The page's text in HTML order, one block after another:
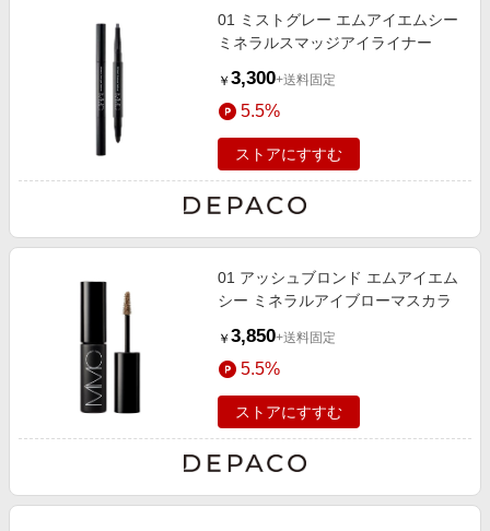
01 ミストグレー エムアイエムシー
ミネラルスマッジアイライナー
￥ 3,300+送料固定
5.5%
ストアにすすむ
01 アッシュブロンド エムアイエム
シー ミネラルアイブローマスカラ
￥ 3,850+送料固定
5.5%
ストアにすすむ